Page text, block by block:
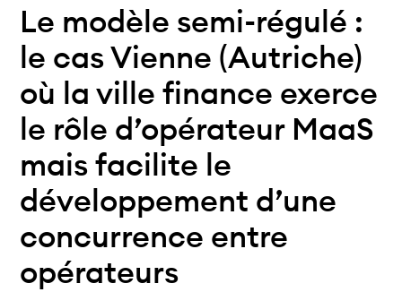
Le modèle semi-régulé :
le cas Vienne (Autriche)
où la ville finance exerce
le rôle d’opérateur MaaS
mais facilite le
développement d’une
concurrence entre
opérateurs